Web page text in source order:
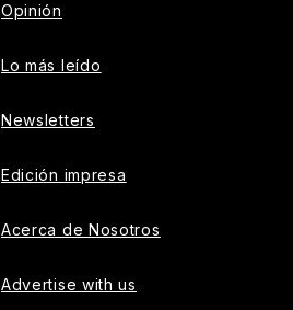
Opinión
Lo más leído
Newsletters
Edición impresa
Acerca de Nosotros
Advertise with us